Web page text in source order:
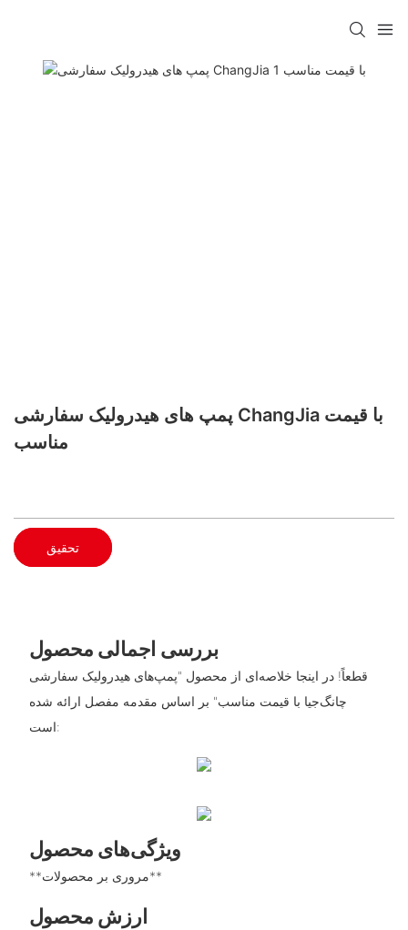
پمپ های هیدرولیک سفارشی ChangJia با قیمت
مناسب
تحقیق
بررسی اجمالی محصول
قطعاً! در اینجا خلاصه‌ای از محصول "پمپ‌های هیدرولیک سفارشی
چانگ‌جیا با قیمت مناسب" بر اساس مقدمه مفصل ارائه شده
است:
ویژگی‌های محصول
**مروری بر محصولات**
ارزش محصول